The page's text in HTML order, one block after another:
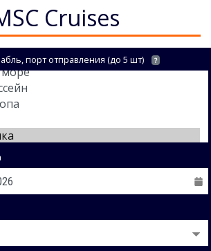
Cruises
порт отправления (до 5 шт) ?